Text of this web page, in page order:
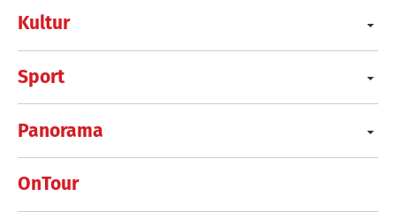
Kultur
Sport
Panorama
OnTour